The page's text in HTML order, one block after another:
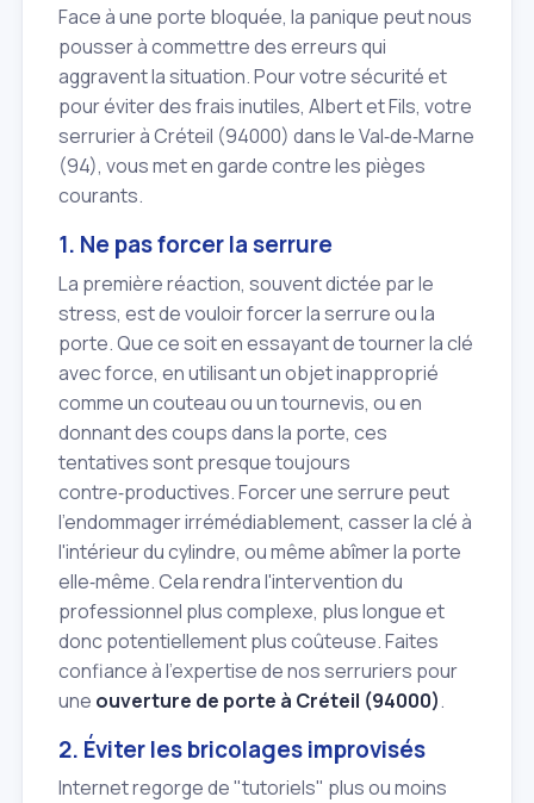
Face à une porte bloquée, la panique peut nous
pousser à commettre des erreurs qui
aggravent la situation. Pour votre sécurité et
pour éviter des frais inutiles, Albert et Fils, votre
serrurier à Créteil (94000) dans le Val‑de‑Marne
(94), vous met en garde contre les pièges
courants.
1. Ne pas forcer la serrure
La première réaction, souvent dictée par le
stress, est de vouloir forcer la serrure ou la
porte. Que ce soit en essayant de tourner la clé
avec force, en utilisant un objet inapproprié
comme un couteau ou un tournevis, ou en
donnant des coups dans la porte, ces
tentatives sont presque toujours
contre‑productives. Forcer une serrure peut
l'endommager irrémédiablement, casser la clé à
l'intérieur du cylindre, ou même abîmer la porte
elle‑même. Cela rendra l'intervention du
professionnel plus complexe, plus longue et
donc potentiellement plus coûteuse. Faites
confiance à l'expertise de nos serruriers pour
une ouverture de porte à Créteil (94000).
2. Éviter les bricolages improvisés
Internet regorge de "tutoriels" plus ou moins